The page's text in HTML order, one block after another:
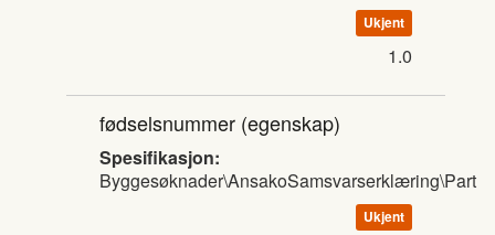
Ukjent
1.0
fødselsnummer (egenskap)
Spesifikasjon:
Byggesøknader\AnsakoSamsvarserklæring\Part
Ukjent